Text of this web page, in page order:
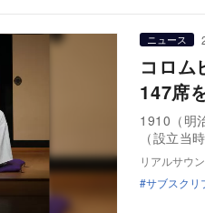
ニュース
コロ
147席
1910（明
（設立当
リアルサウ
サブスクリ